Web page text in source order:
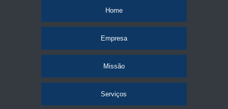
Home
Empresa
Missão
Serviços